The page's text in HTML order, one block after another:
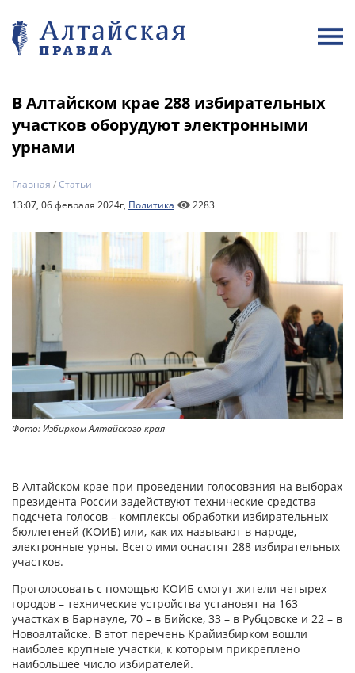
В Алтайском крае 288 избирательных
участков оборудуют электронными
урнами
Главная /Статьи
13:07, 06 февраля 2024г, Политика 2283
Фото: Избирком Алтайского края
В Алтайском крае при проведении голосования на выборах
президента России задействуют технические средства
подсчета голосов – комплексы обработки избирательных
бюллетеней (КОИБ) или, как их называют в народе,
электронные урны. Всего ими оснастят 288 избирательных
участков.
Проголосовать с помощью КОИБ смогут жители четырех
городов – технические устройства установят на 163
участках в Барнауле, 70 – в Бийске, 33 – в Рубцовске и 22 – в
Новоалтайске. В этот перечень Крайизбирком вошли
наиболее крупные участки, к которым прикреплено
наибольшее число избирателей.